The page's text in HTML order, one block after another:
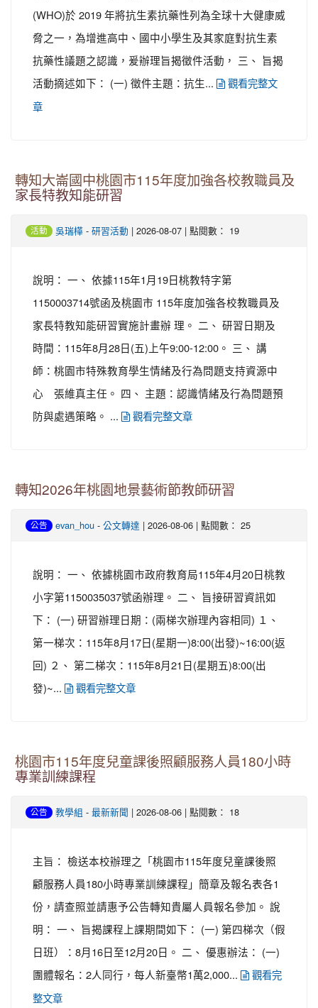
(WHO)於 2019 年將抗生素抗藥性列為全球十大健康威
脅之一，為增進高中、國中小學生及其家庭對抗生素
抗藥性議題之認識，爰辦理旨揭徵件活動， 三、 旨揭
活動摘述如下： (一) 徵件主題：抗生...
觀看完整文
章
轉知大崙國中桃園市115年度加強各校教職員及
家長特教知能研習
活動 吳瑞樺 - 研習活動 | 2026-08-07 | 點閱數： 19
說明： 一、 依據115年1月19日桃教特字第
1150003714號函及桃園市 115年度加強各校教職員及
家長特教知能研習實施計畫辦 理。 二、 研習日期及
時間：115年8月28日(五)上午9:00-12:00。 三、 講
師：桃園市特殊教育學生情緒及行為問題支持資源中
心 張維真主任。 四、 主題：認識情緒及行為問題預
防與處遇策略。 ...
觀看完整文章
轉知2026年桃園地景藝術節教師研習
公告 evan_hou - 公文轉達 | 2026-08-06 | 點閱數： 25
說明： 一、 依據桃園市政府教育局115年4月20日桃教
小字第1150035037號函辦理。 二、 旨接研習資訊如
下： (一) 研習辦理日期：(兩梯次辦理內容相同) １、
第一梯次：115年8月17日(星期一)8:00(出發)~16:00(返
回) ２、 第二梯次：115年8月21日(星期五)8:00(出
發)~...
觀看完整文章
桃園市115年度兒童課後照顧服務人員180小時
專業訓練課程
公告 教學組 - 最新新聞 | 2026-08-06 | 點閱數： 18
主旨： 檢送本校辦理之「桃園市115年度兒童課後照
顧服務人員180小時專業訓練課程」簡章及報名表各1
份，請查照並請惠予公告轉知貴屬人員報名參加。 說
明： 一、 旨揭課程上課期間如下： (一) 第四梯次（假
日班）：8月16日至12月20日。 二、 優惠辦法： (一)
團體報名：2人同行，每人新臺幣1萬2,000...
觀看完
整文章